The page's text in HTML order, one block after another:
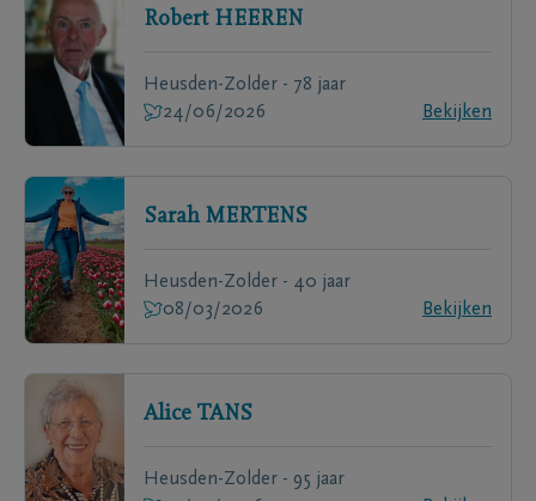
Robert HEEREN
Heusden-Zolder - 78 jaar
24/06/2026
Bekijken
Sarah MERTENS
Heusden-Zolder - 40 jaar
08/03/2026
Bekijken
Alice TANS
Heusden-Zolder - 95 jaar